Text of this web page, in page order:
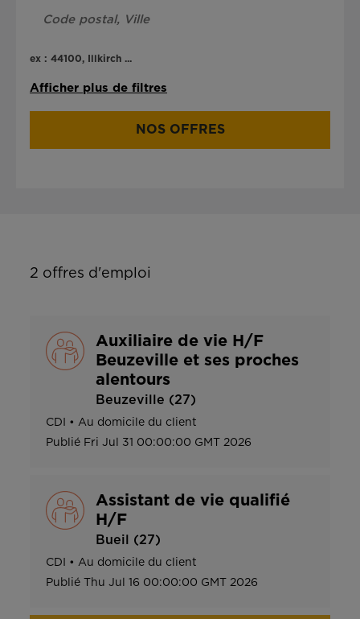
ex : 44100, Illkirch ...
Afficher plus de filtres
NOS OFFRES
2 offres d'emploi
Auxiliaire de vie H/F
Beuzeville et ses proches
alentours
Beuzeville (27)
CDI • Au domicile du client
Publié Fri Jul 31 00:00:00 GMT 2026
Assistant de vie qualifié
H/F
Bueil (27)
CDI • Au domicile du client
Publié
Thu Jul 16 00:00:00 GMT 2026